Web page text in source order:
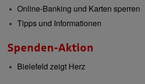
Online-Banking und Karten sperren
Tipps und Informationen
Spenden-Aktion
Bielefeld zeigt Herz